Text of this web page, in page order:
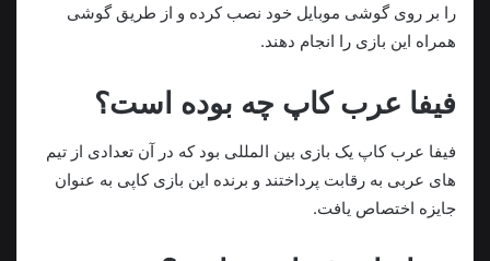
را بر روی گوشی موبایل خود نصب کرده و از طریق گوشی
همراه این بازی را انجام دهند.
فیفا عرب کاپ چه بوده است؟
فیفا عرب کاپ یک بازی بین المللی بود که در آن تعدادی از تیم
های عربی به رقابت پرداختند و برنده این بازی کاپی به عنوان
جایزه اختصاص یافت.